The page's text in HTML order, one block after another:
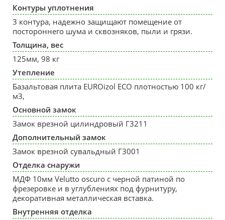
Контуры уплотнения
3 контура, надежно защищают помещение от
постороннего шума и сквозняков, пыли и грязи.
Толщина, вес
125мм, 98 кг
Утепление
Базальтовая плита EUROizol ECO плотностью 100 кг/
м3,
Основной замок
Замок врезной цилиндровый Г3211
Дополнительный замок
Замок врезной сувальдный Г3001
Отделка снаружи
МДФ 10мм Velutto oscuro с черной патиной по
фрезеровке и в углублениях под фурнитуру,
декоративная металлическая вставка.
Внутренняя отделка